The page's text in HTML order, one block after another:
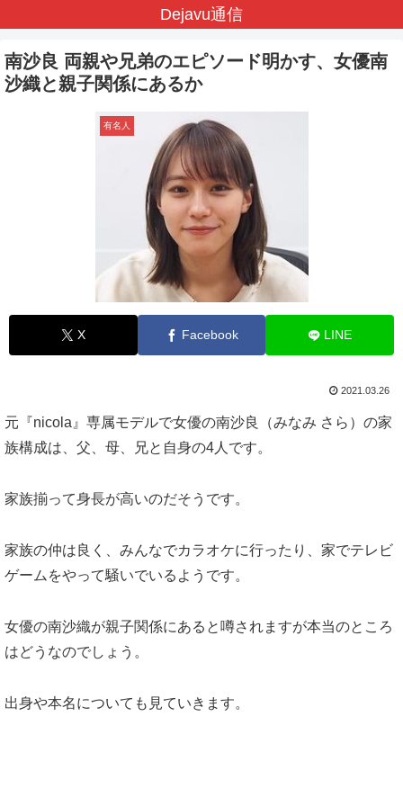
Dejavu通信
南沙良 両親や兄弟のエピソード明かす、女優南
沙織と親子関係にあるか
有名人
X Facebook LINE
2021.03.26
元『nicola』専属モデルで女優の南沙良（みなみ さら）の家
族構成は、父、母、兄と自身の4人です。
家族揃って身長が高いのだそうです。
家族の仲は良く、みんなでカラオケに行ったり、家でテレビ
ゲームをやって騒いでいるようです。
女優の南沙織が親子関係にあると噂されますが本当のところ
はどうなのでしょう。
出身や本名についても見ていきます。